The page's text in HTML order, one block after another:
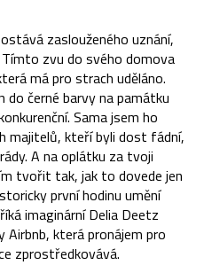
zaslouženého uznání,
zvu do svého domova
má pro strach uděláno.
do černé barvy na památku
Sama jsem ho
majitelů, kteří byli dost fádní,
A na oplátku za tvoji
tvořit tak, jak to dovede jen
první hodinu umění
imaginární Delia Deetz
která pronájem pro
zprostředkovává.